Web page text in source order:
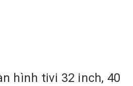
hình tivi 32 inch, 40